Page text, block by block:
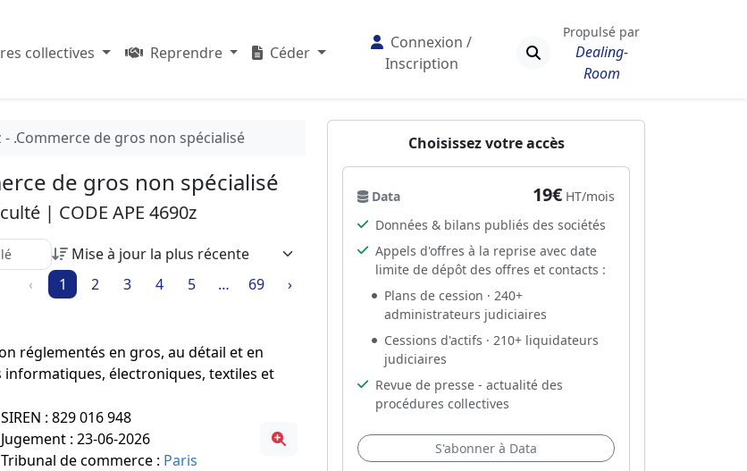
collectives Reprendre Céder
Connexion /
Inscription
Propulsé par
Dealing-
Room
- .Commerce de gros non spécialisé
de gros non spécialisé
| CODE APE 4690z
parmi les résultats :
‹ 1 2 3 4 5 … 69 ›
réglementés en gros, au détail et en
électroniques, textiles et
SIREN : 829 016 948
Jugement : 23-06-2026
Tribunal de commerce : Paris
Choisissez votre accès
Data 19€ HT/mois
Données & bilans publiés des sociétés
Appels d'offres à la reprise avec date
limite de dépôt des offres et contacts :
Plans de cession · 240+
administrateurs judiciaires
Cessions d'actifs · 210+ liquidateurs
judiciaires
Revue de presse - actualité des
procédures collectives
S'abonner à Data